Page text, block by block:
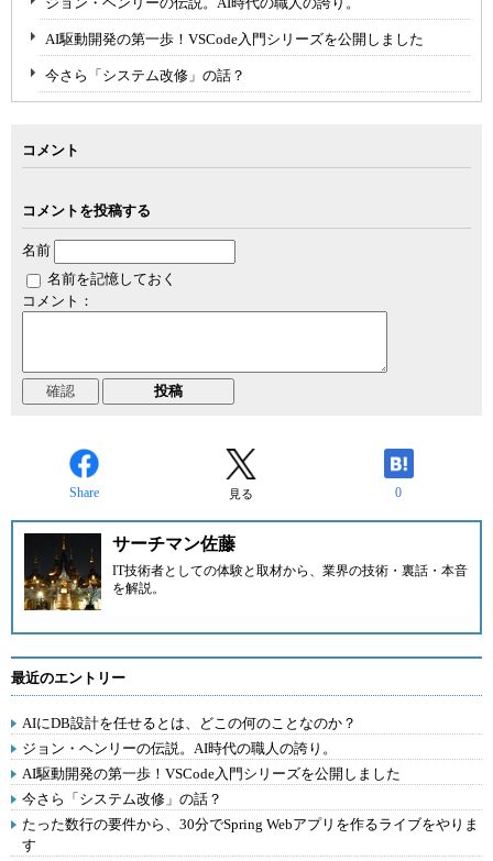
AI駆動開発の第一歩！VSCode入門シリーズを公開しました
今さら「システム改修」の話？
コメント
コメントを投稿する
名前
名前を記憶しておく
コメント：
Share 見る 0
サーチマン佐藤
IT技術者としての体験と取材から、業界の技術・裏話・本音
を解説。
最近のエントリー
AIにDB設計を任せるとは、どこの何のことなのか？
ジョン・ヘンリーの伝説。AI時代の職人の誇り。
AI駆動開発の第一歩！VSCode入門シリーズを公開しました
今さら「システム改修」の話？
たった数行の要件から、30分でSpring Webアプリを作るライブをやりま
す